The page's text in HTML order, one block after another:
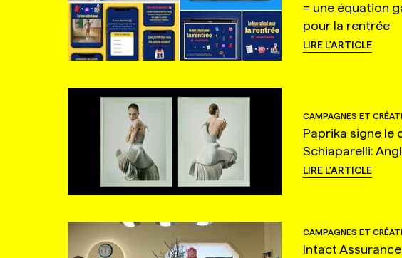
= une équation
pour la rentrée
LIRE L'ARTICLE
CAMPAGNES ET
Paprika signe le
Schiaparelli:
LIRE L'ARTICLE
CAMPAGNES ET
Intact